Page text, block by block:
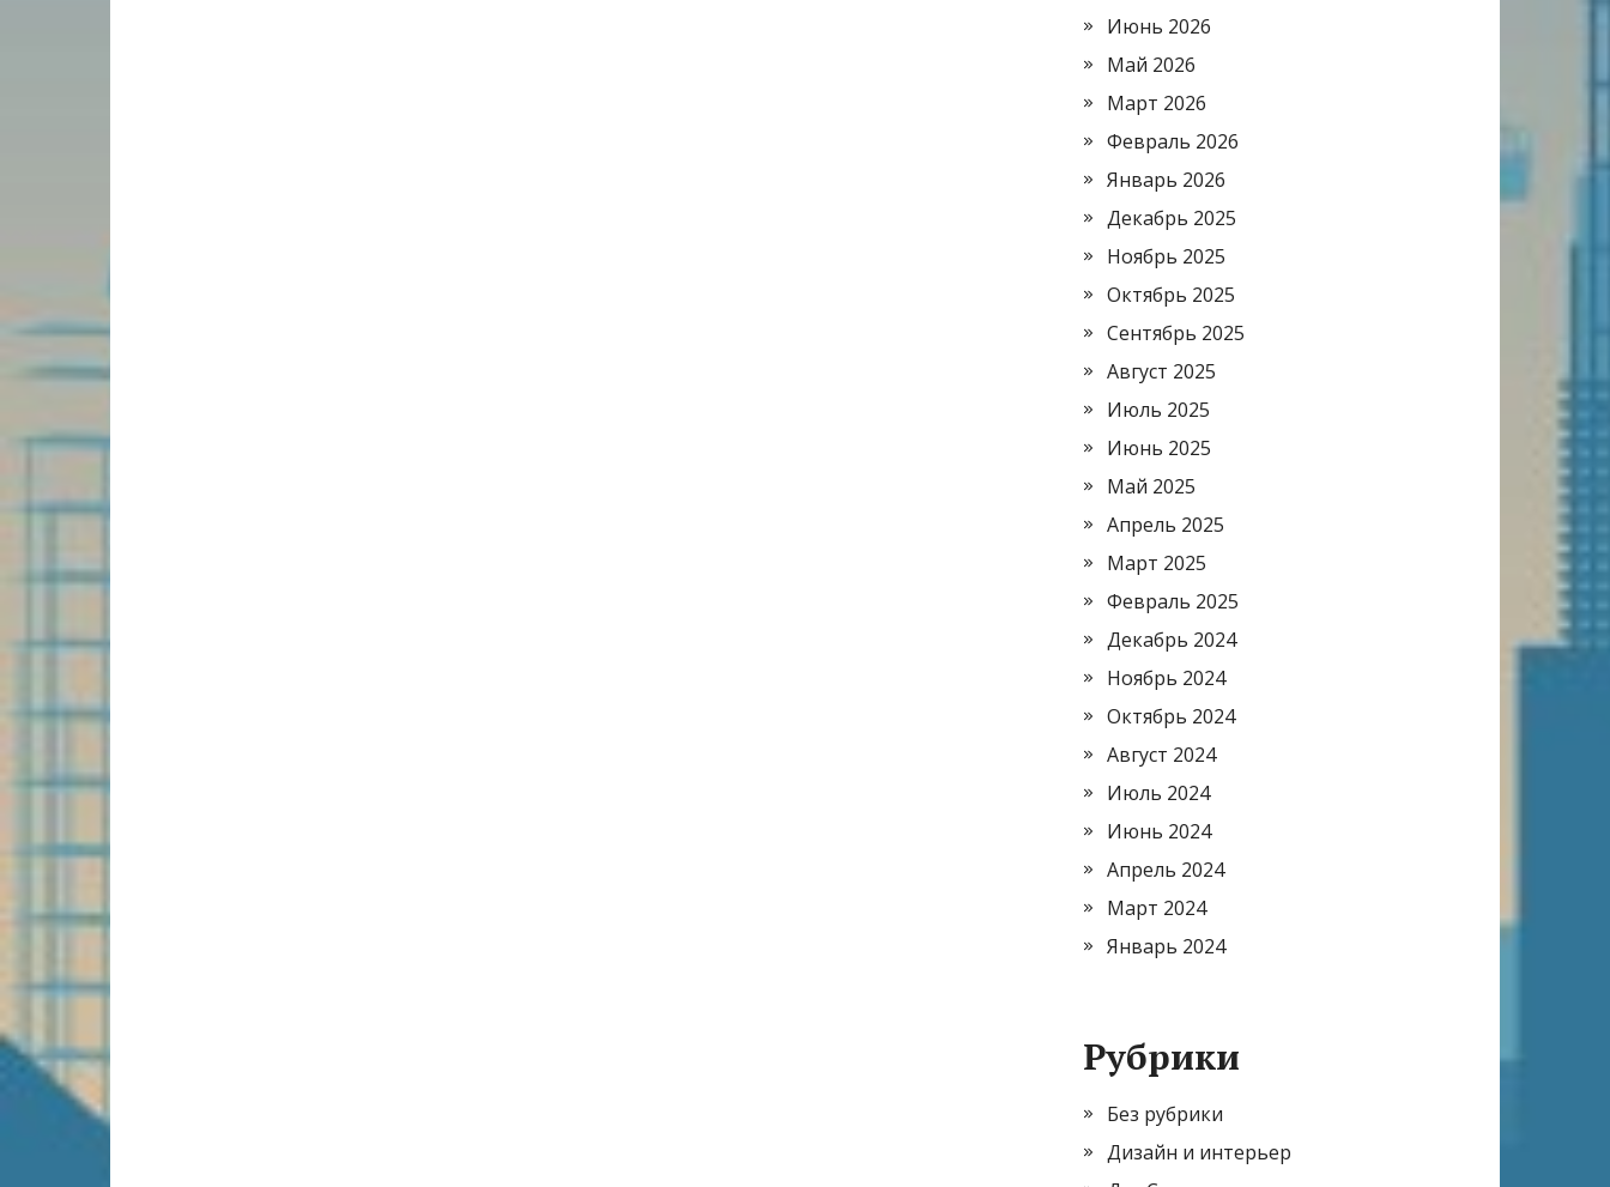
Июнь 2026
Май 2026
Март 2026
Февраль 2026
Январь 2026
Декабрь 2025
Ноябрь 2025
Октябрь 2025
Сентябрь 2025
Август 2025
Июль 2025
Июнь 2025
Май 2025
Апрель 2025
Март 2025
Февраль 2025
Декабрь 2024
Ноябрь 2024
Октябрь 2024
Август 2024
Июль 2024
Июнь 2024
Апрель 2024
Март 2024
Январь 2024
Рубрики
Без рубрики
Дизайн и интерьер